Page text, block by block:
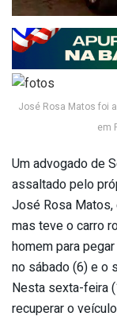
José Rosa Matos foi
em
Um advogado de
assaltado pelo
José Rosa Matos,
mas teve o carro
homem para
no sábado (6) e o
Nesta sexta-feira
recuperar o